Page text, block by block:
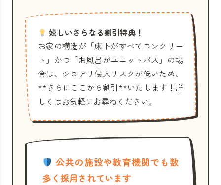
嬉しいさらなる割引特典！
お家の構造が「床下がすべてコンクリー
ト」かつ「お風呂がユニットバス」の場
合は、シロアリ侵入リスクが低いため、
**さらにここから割引**いたします！詳
しくはお気軽にお尋ねください。
公共の施設や教育機関でも数
多く採用されています